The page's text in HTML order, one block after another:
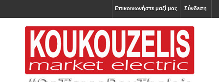
Σύνδεση
Επικοινωνήστε μαζί μας